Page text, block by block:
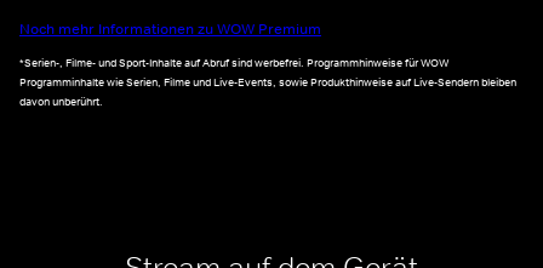
Noch mehr Informationen zu WOW Premium
*Serien-, Filme- und Sport-Inhalte auf Abruf sind werbefrei. Programmhinweise für WOW
Programminhalte wie Serien, Filme und Live-Events, sowie Produkthinweise auf Live-Sendern bleiben
davon unberührt.